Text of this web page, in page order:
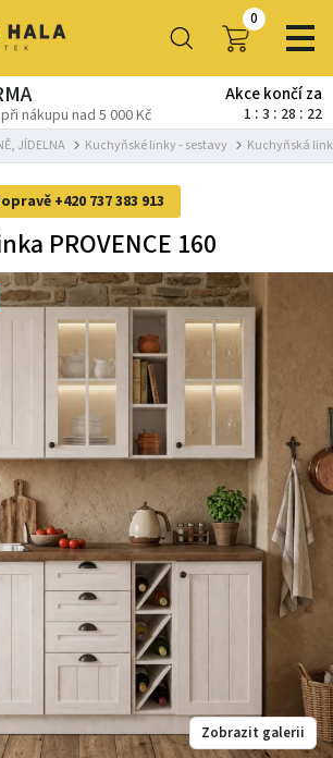
0
nákupu nad 5 000 Kč
Akce končí za
1 3 28 21
JÍDELNA Kuchyňské linky - sestavy Kuchyňská
+420 737 383 913
PROVENCE 160
Zobrazit galerii